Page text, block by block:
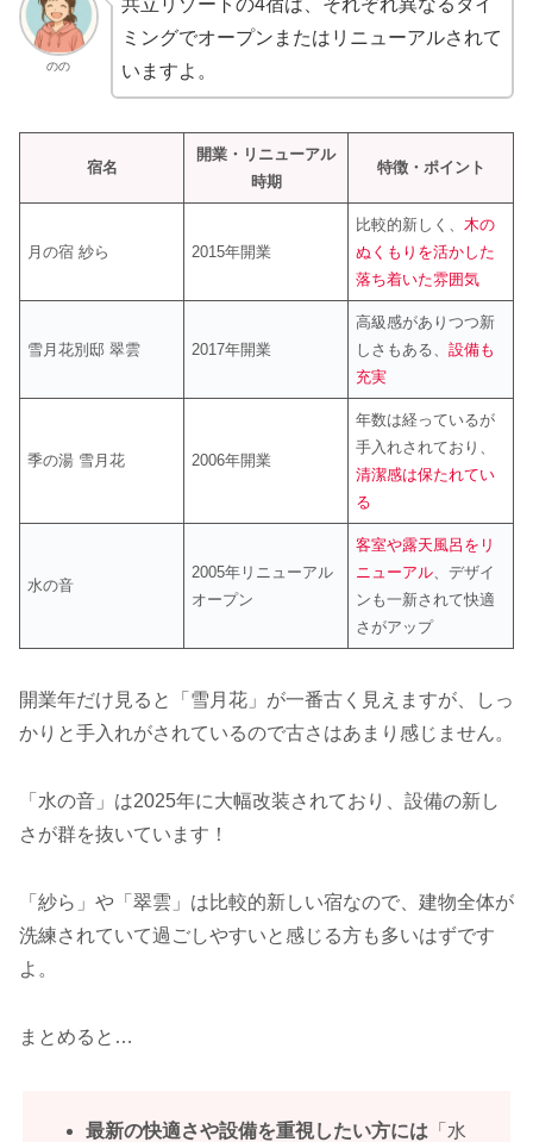
のの
ミングでオープンまたはリニューアルされて
いますよ。
宿名
開業・リニューアル
時期
特徴・ポイント
月の宿 紗ら 2015年開業
比較的新しく、木の
ぬくもりを活かした
落ち着いた雰囲気
雪月花別邸 翠雲 2017年開業
高級感がありつつ新
しさもある、設備も
充実
季の湯 雪月花 2006年開業
年数は経っているが
手入れされており、
清潔感は保たれてい
る
水の音
2005年リニューアル
オープン
客室や露天風呂をリ
ニューアル、デザイ
ンも一新されて快適
さがアップ
開業年だけ見ると「雪月花」が一番古く見えますが、しっ
かりと手入れがされているので古さはあまり感じません。
「水の音」は2025年に大幅改装されており、設備の新し
さが群を抜いています！
「紗ら」や「翠雲」は比較的新しい宿なので、建物全体が
洗練されていて過ごしやすいと感じる方も多いはずです
よ。
まとめると…
最新の快適さや設備を重視したい方には 「水